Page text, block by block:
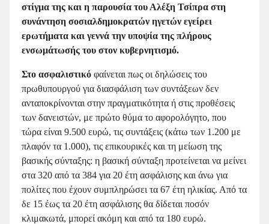
στίγμα της και η παρουσία του Αλέξη Τσίπρα στη
συνάντηση σοσιαλδημοκρατών ηγετών εγείρει
ερωτήματα και γεννά την υποψία της πλήρους
ενσωμάτωσής του στον κυβερνητισμό.
Στο ασφαλιστικό φαίνεται πως οι δηλώσεις του
πρωθυπουργού για διασφάλιση των συντάξεων δεν
ανταποκρίνονται στην πραγματικότητα ή στις προθέσεις
των δανειστών, με πρώτο θύμα το αφορολόγητο, που
τώρα είναι 9.500 ευρώ, τις συντάξεις (κάτω των 1.200 με
πλαφόν τα 1.000), τις επικουρικές και τη μείωση της
βασικής σύνταξης: η βασική σύνταξη προτείνεται να μείνει
στα 320 από τα 384 για 20 έτη ασφάλισης και άνω για
πολίτες που έχουν συμπληρώσει τα 67 έτη ηλικίας. Από τα
δε 15 έως τα 20 έτη ασφάλισης θα δίδεται ποσόν
κλιμακωτά, μπορεί ακόμη και από τα 180 ευρώ.